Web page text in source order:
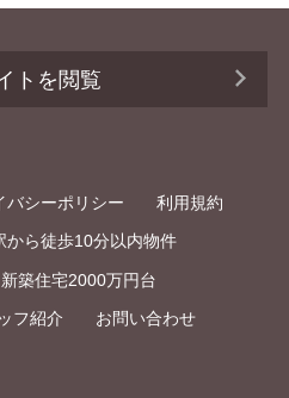
トを閲覧
バシーポリシー 利用規約
から徒歩10分以内物件
新築住宅2000万円台
フ紹介 お問い合わせ